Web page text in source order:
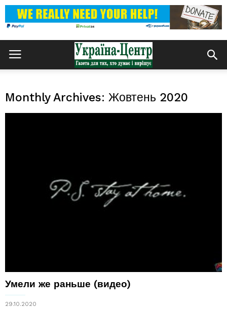
Monthly Archives: Жовтень 2020
Умели же раньше (видео)
29.10.2020